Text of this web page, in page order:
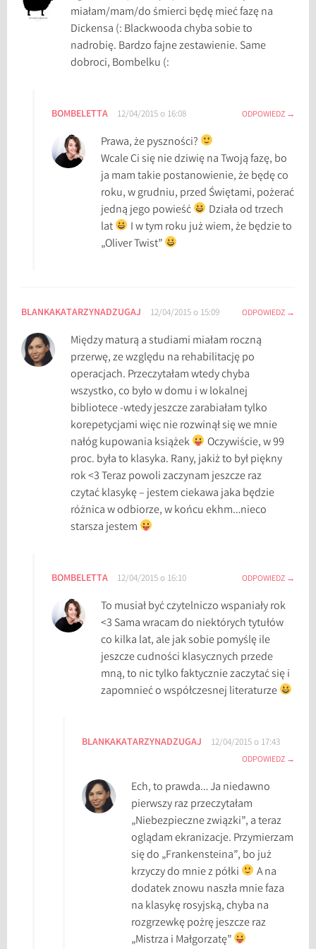
miałam/mam/do śmierci będę mieć fazę na
Dickensa (: Blackwooda chyba sobie to
nadrobię. Bardzo fajne zestawienie. Same
dobroci, Bombelku (:
BOMBELETTA 12/04/2015 o 16:08 ODPOWIEDZ
Prawa, że pyszności?
Wcale Ci się nie dziwię na Twoją fazę, bo
ja mam takie postanowienie, że będę co
roku, w grudniu, przed Świętami, pożerać
jedną jego powieść
Działa od trzech
lat
I w tym roku już wiem, że będzie to
„Oliver Twist”
BLANKAKATARZYNADZUGAJ 12/04/2015 o 15:09 ODPOWIEDZ
Między maturą a studiami miałam roczną
przerwę, ze względu na rehabilitację po
operacjach. Przeczytałam wtedy chyba
wszystko, co było w domu i w lokalnej
bibliotece -wtedy jeszcze zarabiałam tylko
korepetycjami więc nie rozwinął się we mnie
nałóg kupowania książek
Oczywiście, w 99
proc. była to klasyka. Rany, jakiż to był piękny
rok <3 Teraz powoli zaczynam jeszcze raz
czytać klasykę – jestem ciekawa jaka będzie
różnica w odbiorze, w końcu ekhm…nieco
starsza jestem
BOMBELETTA 12/04/2015 o 16:10 ODPOWIEDZ
To musiał być czytelniczo wspaniały rok
<3 Sama wracam do niektórych tytułów
co kilka lat, ale jak sobie pomyślę ile
jeszcze cudności klasycznych przede
mną, to nic tylko faktycznie zaczytać się i
zapomnieć o współczesnej literaturze
BLANKAKATARZYNADZUGAJ 12/04/2015 o 17:43
ODPOWIEDZ
Ech, to prawda… Ja niedawno
pierwszy raz przeczytałam
„Niebezpieczne związki”, a teraz
oglądam ekranizacje. Przymierzam
się do „Frankensteina”, bo już
krzyczy do mnie z półki
A na
dodatek znowu naszła mnie faza
na klasykę rosyjską, chyba na
rozgrzewkę pożrę jeszcze raz
„Mistrza i Małgorzatę”